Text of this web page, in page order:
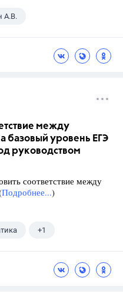
А.В.
между
базовый уровень ЕГЭ
руководством
соответствие между
Подробнее...)
+1